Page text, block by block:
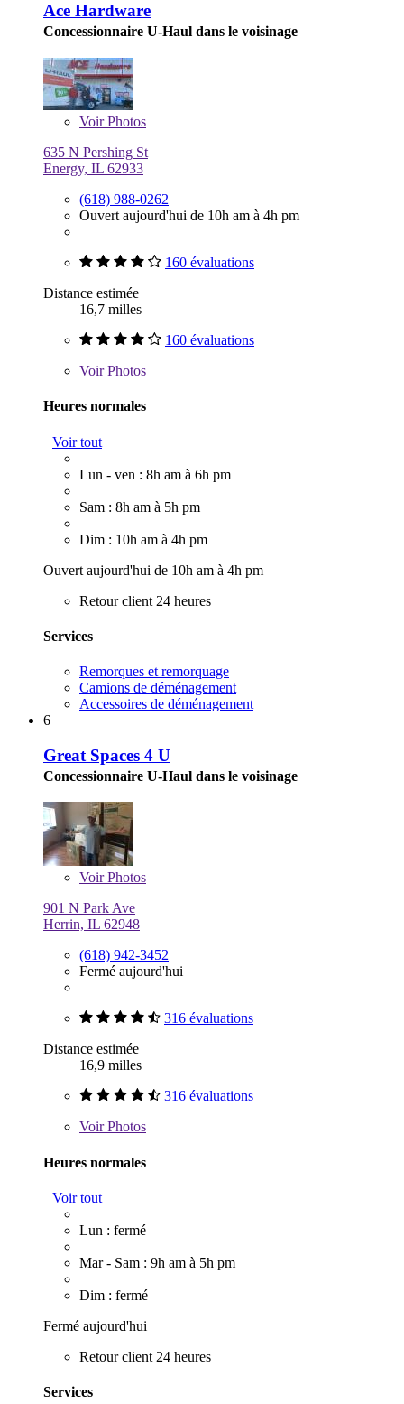
Ace Hardware
Concessionnaire U-Haul dans le voisinage
VoirPhotos
635 N Pershing St
Energy, IL 62933
(618) 988-0262
Ouvert aujourd'hui de 10h am à 4h pm
160 évaluations
Distance estimée
16,7 milles
160 évaluations
VoirPhotos
Heures normales
Voir tout
Lun - ven : 8h am à 6h pm
Sam : 8h am à 5h pm
Dim : 10h am à 4h pm
Ouvert aujourd'hui de 10h am à 4h pm
Retour client 24 heures
Services
Remorques et remorquage
Camions de déménagement
Accessoires de déménagement
6
Great Spaces 4 U
Concessionnaire U-Haul dans le voisinage
VoirPhotos
901 N Park Ave
Herrin, IL 62948
(618) 942-3452
Fermé aujourd'hui
316 évaluations
Distance estimée
16,9 milles
316 évaluations
VoirPhotos
Heures normales
Voir tout
Lun : fermé
Mar - Sam : 9h am à 5h pm
Dim : fermé
Fermé aujourd'hui
Retour client 24 heures
Services